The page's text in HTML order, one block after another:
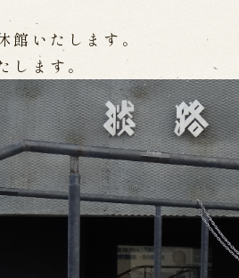
Performances
」
館いたします。
します。